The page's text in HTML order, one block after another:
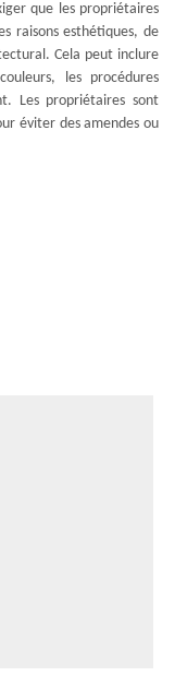
que les propriétaires
raisons esthétiques, de
Cela peut inclure
les procédures
Les propriétaires sont
éviter des amendes ou